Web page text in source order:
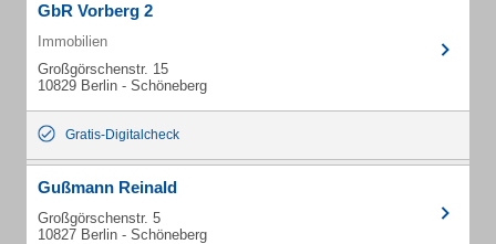
GbR Vorberg 2
Immobilien
Großgörschenstr. 15
10829 Berlin - Schöneberg
Gratis-Digitalcheck
Gußmann Reinald
Großgörschenstr. 5
10827 Berlin - Schöneberg